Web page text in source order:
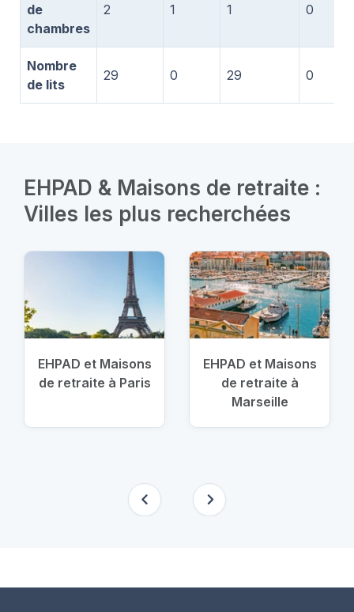
de
chambres
2 1 1 0
Nombre
de lits
29 0 29 0
EHPAD & Maisons de retraite :
Villes les plus recherchées
EHPAD et Maisons
de retraite à Paris
EHPAD et Maisons
de retraite à
Marseille